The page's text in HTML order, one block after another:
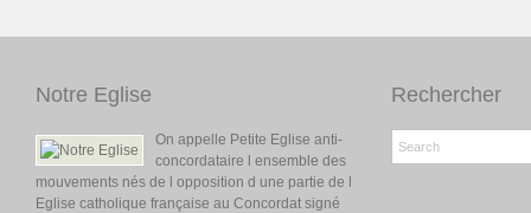
Notre Eglise
On appelle Petite Eglise anti-
concordataire l ensemble des
mouvements nés de l opposition d une partie de l
Eglise catholique française au Concordat signé
Rechercher